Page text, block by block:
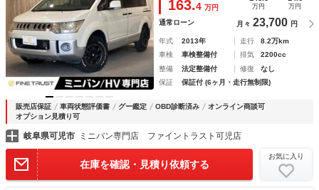
163.4 万円 万円 万円
通常ローン 月々 23,700 円
年式 2013年 走行
8.2万km
車検
車検整備付 排気
2200cc
整備
法定整備付 修復
なし
保証
保証付 (6ヶ月・走行無制限)
販売店保証 車両状態評価書 グー鑑定 OBD診断済み
オンライン商談可
オプション見積り可
岐阜県可児市 ミニバン専門店 ファイントラスト可児店
在庫を確認・見積り依頼する
お気に入り